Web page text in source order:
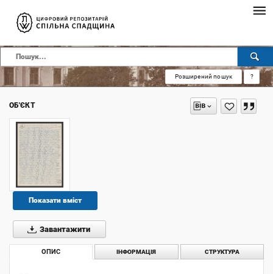
Розширений пошук ?
ОБ'ЄКТ
Показати вміст
Завантажити
ОПИС ІНФОРМАЦІЯ СТРУКТУРА